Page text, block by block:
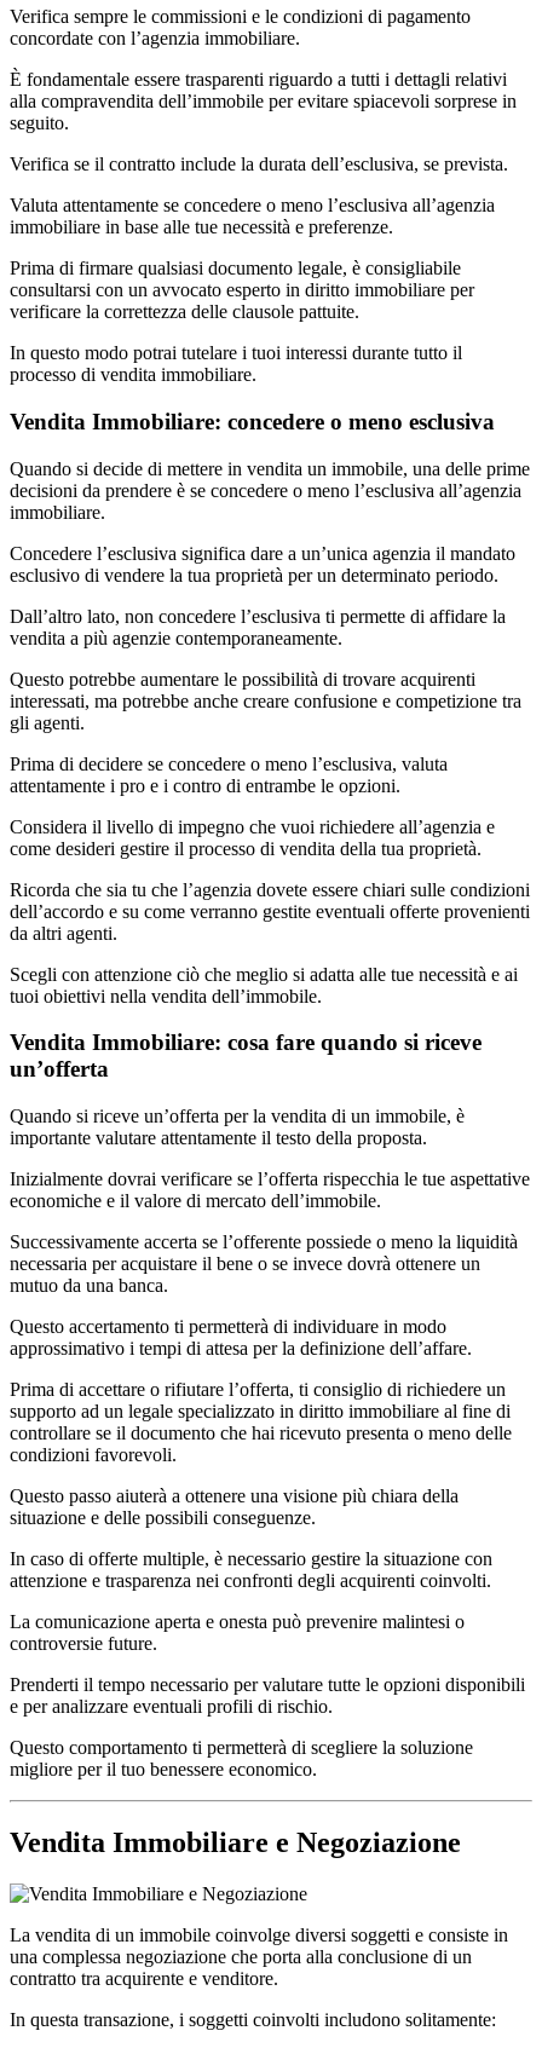
Verifica sempre le commissioni e le condizioni di pagamento
concordate con l’agenzia immobiliare.
È fondamentale essere trasparenti riguardo a tutti i dettagli relativi
alla compravendita dell’immobile per evitare spiacevoli sorprese in
seguito.
Verifica se il contratto include la durata dell’esclusiva, se prevista.
Valuta attentamente se concedere o meno l’esclusiva all’agenzia
immobiliare in base alle tue necessità e preferenze.
Prima di firmare qualsiasi documento legale, è consigliabile
consultarsi con un avvocato esperto in diritto immobiliare per
verificare la correttezza delle clausole pattuite.
In questo modo potrai tutelare i tuoi interessi durante tutto il
processo di vendita immobiliare.
Vendita Immobiliare: concedere o meno esclusiva
Quando si decide di mettere in vendita un immobile, una delle prime
decisioni da prendere è se concedere o meno l’esclusiva all’agenzia
immobiliare.
Concedere l’esclusiva significa dare a un’unica agenzia il mandato
esclusivo di vendere la tua proprietà per un determinato periodo.
Dall’altro lato, non concedere l’esclusiva ti permette di affidare la
vendita a più agenzie contemporaneamente.
Questo potrebbe aumentare le possibilità di trovare acquirenti
interessati, ma potrebbe anche creare confusione e competizione tra
gli agenti.
Prima di decidere se concedere o meno l’esclusiva, valuta
attentamente i pro e i contro di entrambe le opzioni.
Considera il livello di impegno che vuoi richiedere all’agenzia e
come desideri gestire il processo di vendita della tua proprietà.
Ricorda che sia tu che l’agenzia dovete essere chiari sulle condizioni
dell’accordo e su come verranno gestite eventuali offerte provenienti
da altri agenti.
Scegli con attenzione ciò che meglio si adatta alle tue necessità e ai
tuoi obiettivi nella vendita dell’immobile.
Vendita Immobiliare: cosa fare quando si riceve
un’offerta
Quando si riceve un’offerta per la vendita di un immobile, è
importante valutare attentamente il testo della proposta.
Inizialmente dovrai verificare se l’offerta rispecchia le tue aspettative
economiche e il valore di mercato dell’immobile.
Successivamente accerta se l’offerente possiede o meno la liquidità
necessaria per acquistare il bene o se invece dovrà ottenere un
mutuo da una banca.
Questo accertamento ti permetterà di individuare in modo
approssimativo i tempi di attesa per la definizione dell’affare.
Prima di accettare o rifiutare l’offerta, ti consiglio di richiedere un
supporto ad un legale specializzato in diritto immobiliare al fine di
controllare se il documento che hai ricevuto presenta o meno delle
condizioni favorevoli.
Questo passo aiuterà a ottenere una visione più chiara della
situazione e delle possibili conseguenze.
In caso di offerte multiple, è necessario gestire la situazione con
attenzione e trasparenza nei confronti degli acquirenti coinvolti.
La comunicazione aperta e onesta può prevenire malintesi o
controversie future.
Prenderti il tempo necessario per valutare tutte le opzioni disponibili
e per analizzare eventuali profili di rischio.
Questo comportamento ti permetterà di scegliere la soluzione
migliore per il tuo benessere economico.
Vendita Immobiliare e Negoziazione
La vendita di un immobile coinvolge diversi soggetti e consiste in
una complessa negoziazione che porta alla conclusione di un
contratto tra acquirente e venditore.
In questa transazione, i soggetti coinvolti includono solitamente: